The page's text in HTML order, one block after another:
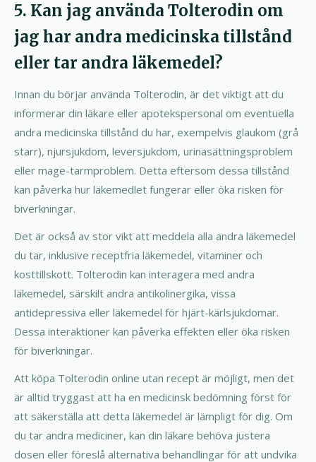
5. Kan jag använda Tolterodin om
jag har andra medicinska tillstånd
eller tar andra läkemedel?
Innan du börjar använda Tolterodin, är det viktigt att du
informerar din läkare eller apotekspersonal om eventuella
andra medicinska tillstånd du har, exempelvis glaukom (grå
starr), njursjukdom, leversjukdom, urinasättningsproblem
eller mage-tarmproblem. Detta eftersom dessa tillstånd
kan påverka hur läkemedlet fungerar eller öka risken för
biverkningar.
Det är också av stor vikt att meddela alla andra läkemedel
du tar, inklusive receptfria läkemedel, vitaminer och
kosttillskott. Tolterodin kan interagera med andra
läkemedel, särskilt andra antikolinergika, vissa
antidepressiva eller läkemedel för hjärt-kärlsjukdomar.
Dessa interaktioner kan påverka effekten eller öka risken
för biverkningar.
Att köpa Tolterodin online utan recept är möjligt, men det
är alltid tryggast att ha en medicinsk bedömning först för
att säkerställa att detta läkemedel är lämpligt för dig. Om
du tar andra mediciner, kan din läkare behöva justera
dosen eller föreslå alternativa behandlingar för att undvika